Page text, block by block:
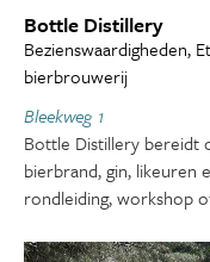
Bottle Distillery
Bezienswaardigheden,
bierbrouwerij
Bleekweg 1
Bottle Distillery bereidt
bierbrand, gin, likeuren
rondleiding, workshop